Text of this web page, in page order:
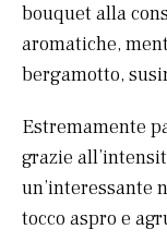
bouquet alla
aromatiche,
bergamotto,
Estremamente
grazie
un’interessante
tocco aspro e